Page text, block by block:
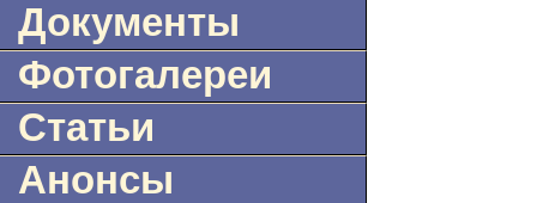
Документы
Фотогалереи
Статьи
Анонсы